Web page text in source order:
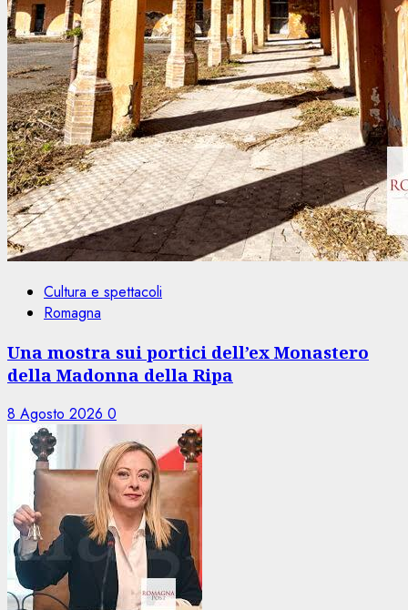
Cultura e spettacoli
Romagna
Una mostra sui portici dell’ex Monastero
della Madonna della Ripa
8 Agosto 2026 0